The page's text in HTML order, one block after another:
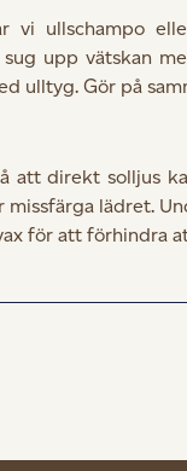
vi ullschampo
upp vätskan
ulltyg. Gör på
att direkt solljus
lädret.
för att förhindra